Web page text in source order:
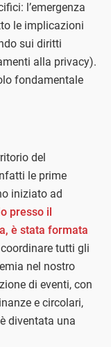
l’emergenza
le implicazioni
sui diritti
alla privacy).
fondamentale
del
le prime
iniziato ad
presso il
è stata formata
tutti gli
nel nostro
di eventi, con
e circolari,
diventata una